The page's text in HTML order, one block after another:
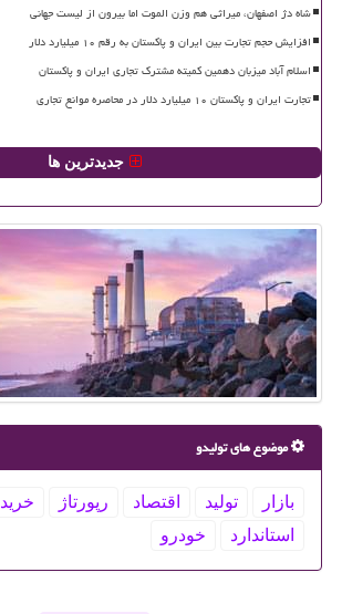
شاه دژ اصفهان، میراثی هم وزن الموت اما بیرون از لیست جهانی
افزایش حجم تجارت بین ایران و پاکستان به رقم ۱۰ میلیارد دلار
اسلام آباد میزبان دهمین کمیته مشترک تجاری ایران و پاکستان
تجارت ایران و پاکستان ۱۰ میلیارد دلار در محاصره موانع تجاری
جدیدترین ها
موضوع های تولیدو
بازار تولید اقتصاد رپورتاژ خرید
استاندارد
خودرو